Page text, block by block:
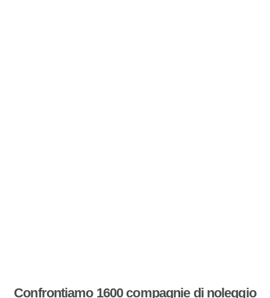
Confrontiamo 1600 compagnie di noleggio